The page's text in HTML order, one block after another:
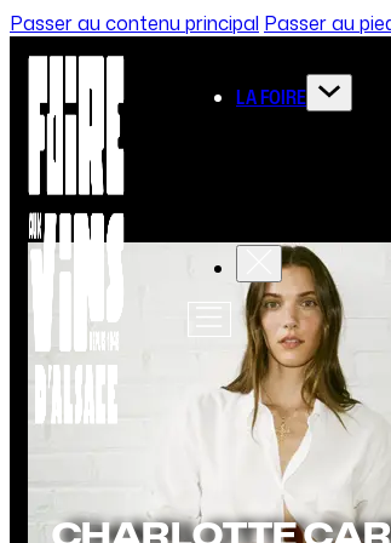
Passer au contenu principal Passer au
LA FOIRE
Accueil CHARLOTTE CARDIN -
5 AOÛT 2026 20H00